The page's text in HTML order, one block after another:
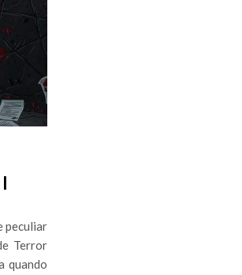
peculiar
Terror
quando